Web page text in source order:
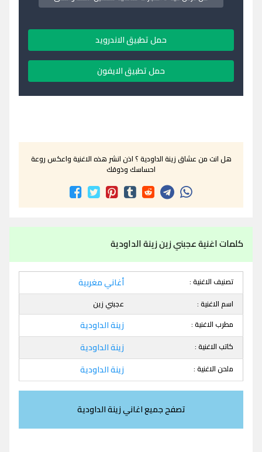
حمل تطبيق الاندرويد
حمل تطبيق الايفون
هل انت من عشاق زينة الداودية ؟ اذن انشر هذه الاغنية واعكس روعة
احساسك وذوقك
كلمات اغنية عجبني زين زينة الداودية
تصنيف الاغنية : أغاني مغربية
اسم الاغنية :
عجبني زين
مطرب الاغنية :
زينة الداودية
كاتب الاغنية : زينة الداودية
ملحن الاغنية : زينة الداودية
تصفح جميع اغاني زينة الداودية